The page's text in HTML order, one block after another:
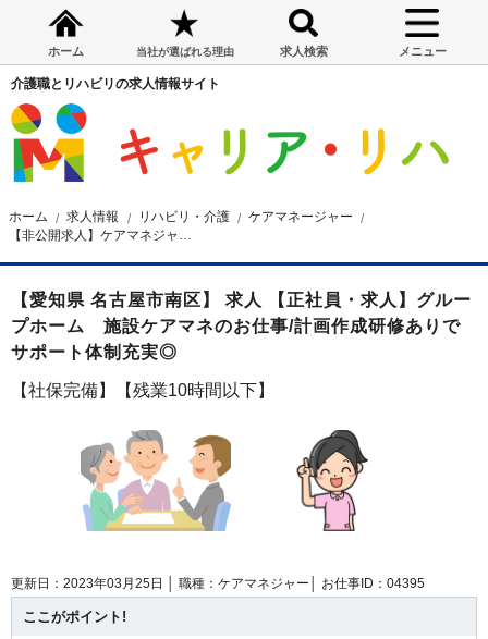
ホーム 当社が選ばれる理由 求人検索 メニュー
介護職とリハビリの求人情報サイト
ホーム 求人情報 リハビリ・介護
ケアマネージャー
【愛知県 名古屋市南区】 求人 【正社員・求人】グルー
プホーム 施設ケアマネのお仕事/計画作成研修ありで
サポート体制充実◎
【社保完備】【残業10時間以下】
更新日：2023年03月25日 │ 職種：ケアマネジャー│ お仕事ID：04395
ここがポイント!